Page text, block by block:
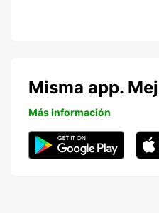
Misma app.
Más información